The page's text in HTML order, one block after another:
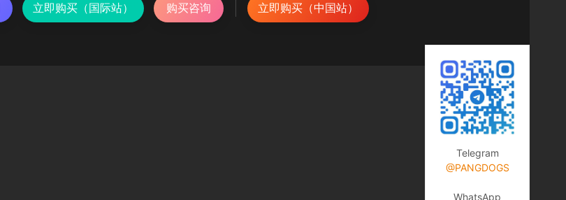
立即购买（国际站） 购买咨询 立即购买（中国站）
Telegram
@PANGDOGS
WhatsApp